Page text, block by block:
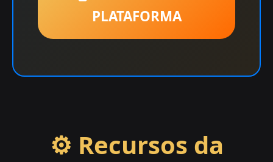
PLATAFORMA
⚙️ Recursos da